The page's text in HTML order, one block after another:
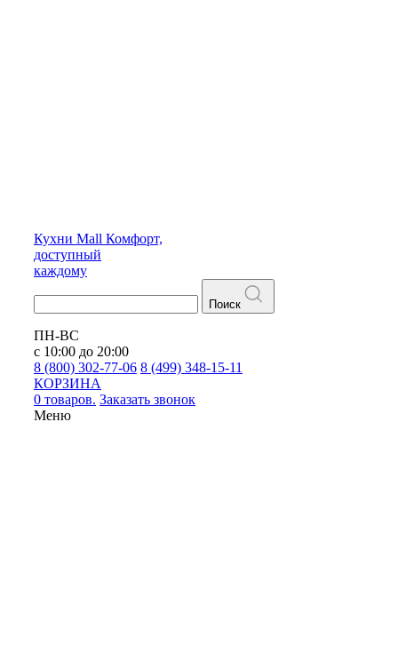
Кухни Mall Комфорт,
доступный
каждому
Поиск
ПН-ВС
с 10:00 до 20:00
8 (800) 302-77-06 8 (499) 348-15-11
КОРЗИНА
0 товаров. Заказать звонок
Меню